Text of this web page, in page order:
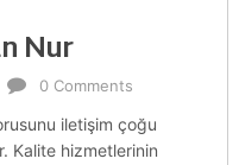
Nur
0 Comments
iletişim çoğu
Kalite hizmetlerinin